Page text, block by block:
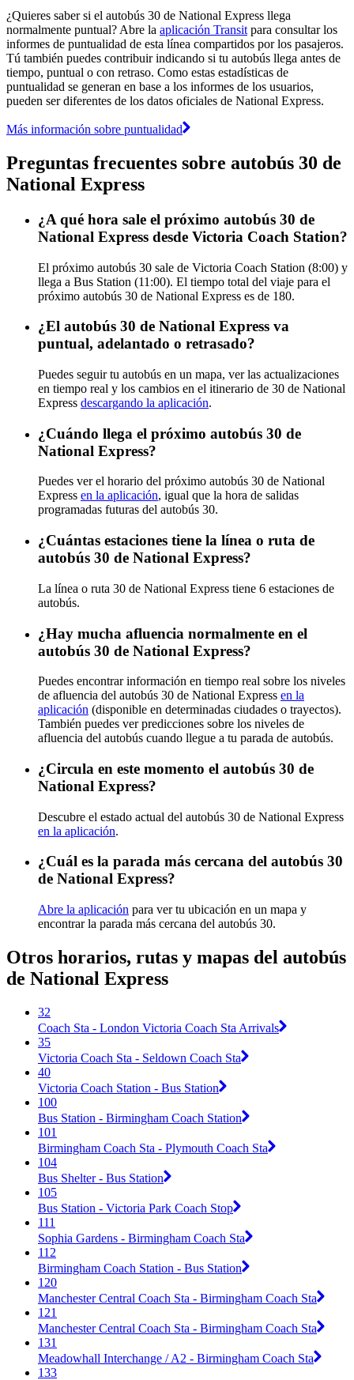
¿Quieres saber si el autobús 30 de National Express llega
normalmente puntual? Abre la aplicación Transit para consultar los
informes de puntualidad de esta línea compartidos por los pasajeros.
Tú también puedes contribuir indicando si tu autobús llega antes de
tiempo, puntual o con retraso. Como estas estadísticas de
puntualidad se generan en base a los informes de los usuarios,
pueden ser diferentes de los datos oficiales de National Express.
Más información sobre puntualidad
Preguntas frecuentes sobre autobús 30 de
National Express
¿A qué hora sale el próximo autobús 30 de
National Express desde Victoria Coach Station?
El próximo autobús 30 sale de Victoria Coach Station (8:00) y
llega a Bus Station (11:00). El tiempo total del viaje para el
próximo autobús 30 de National Express es de 180.
¿El autobús 30 de National Express va
puntual, adelantado o retrasado?
Puedes seguir tu autobús en un mapa, ver las actualizaciones
en tiempo real y los cambios en el itinerario de 30 de National
Express descargando la aplicación.
¿Cuándo llega el próximo autobús 30 de
National Express?
Puedes ver el horario del próximo autobús 30 de National
Express en la aplicación, igual que la hora de salidas
programadas futuras del autobús 30.
¿Cuántas estaciones tiene la línea o ruta de
autobús 30 de National Express?
La línea o ruta 30 de National Express tiene 6 estaciones de
autobús.
¿Hay mucha afluencia normalmente en el
autobús 30 de National Express?
Puedes encontrar información en tiempo real sobre los niveles
de afluencia del autobús 30 de National Express en la
aplicación (disponible en determinadas ciudades o trayectos).
También puedes ver predicciones sobre los niveles de
afluencia del autobús cuando llegue a tu parada de autobús.
¿Circula en este momento el autobús 30 de
National Express?
Descubre el estado actual del autobús 30 de National Express
en la aplicación.
¿Cuál es la parada más cercana del autobús 30
de National Express?
Abre la aplicación para ver tu ubicación en un mapa y
encontrar la parada más cercana del autobús 30.
Otros horarios, rutas y mapas del autobús
de National Express
32
Coach Sta - London Victoria Coach Sta Arrivals
35
Victoria Coach Sta - Seldown Coach Sta
40
Victoria Coach Station - Bus Station
100
Bus Station - Birmingham Coach Station
101
Birmingham Coach Sta - Plymouth Coach Sta
104
Bus Shelter - Bus Station
105
Bus Station - Victoria Park Coach Stop
111
Sophia Gardens - Birmingham Coach Sta
112
Birmingham Coach Station - Bus Station
120
Manchester Central Coach Sta - Birmingham Coach Sta
121
Manchester Central Coach Sta - Birmingham Coach Sta
131
Meadowhall Interchange / A2 - Birmingham Coach Sta
133